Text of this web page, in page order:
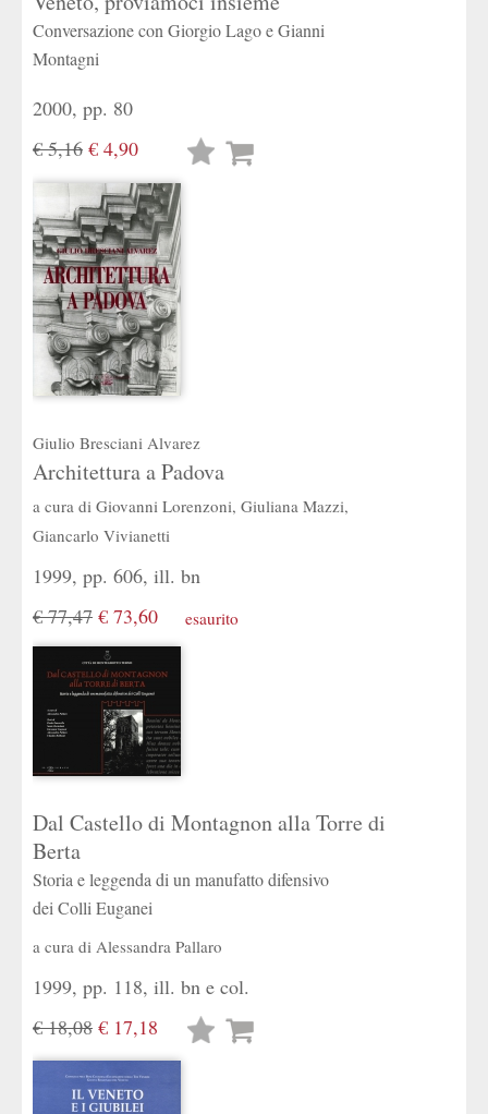
Conversazione con Giorgio Lago e Gianni
Montagni
2000, pp. 80
€ 5,16 € 4,90
Lista
Giulio Bresciani Alvarez
Architettura a Padova
a cura di Giovanni Lorenzoni, Giuliana Mazzi,
Giancarlo Vivianetti
1999, pp. 606, ill. bn
€ 77,47 € 73,60 esaurito
Dal Castello di Montagnon alla Torre di
Berta
Storia e leggenda di un manufatto difensivo
dei Colli Euganei
a cura di Alessandra Pallaro
1999, pp. 118, ill. bn e col.
€ 18,08 € 17,18
Lista